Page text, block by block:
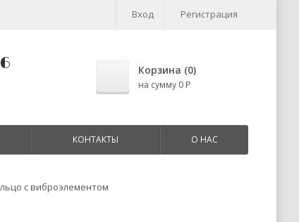
Вход Регистрация
Корзина (0)
на сумму 0Р
КОНТАКТЫ О НАС
с виброэлементом